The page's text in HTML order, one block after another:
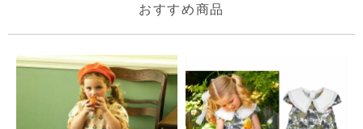
おすすめ商品